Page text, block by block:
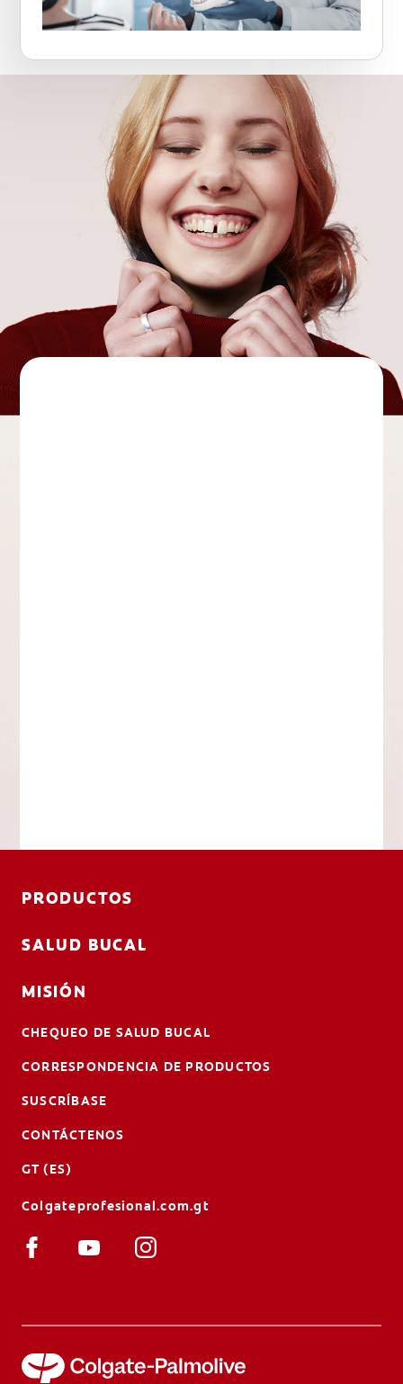
PRODUCTOS
SALUD BUCAL
MISIÓN
CHEQUEO DE SALUD BUCAL
CORRESPONDENCIA DE PRODUCTOS
SUSCRÍBASE
CONTÁCTENOS
GT (ES)
Colgateprofesional.com.gt